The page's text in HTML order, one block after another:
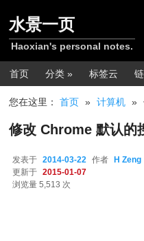
水景一页
Haoxian's personal notes.
主菜单
首页 分类 » 标签云
您在这里：首页 » 计算机 »
修改 Chrome 默认的
发表于 2014-03-22 作者
H Zeng
更新于
2015-01-07
浏览量 5,513 次